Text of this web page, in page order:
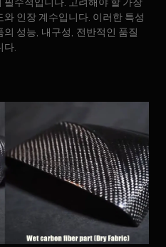
인장 계수입니다. 이러한 특성
성능, 내구성, 전반적인 품질
다.